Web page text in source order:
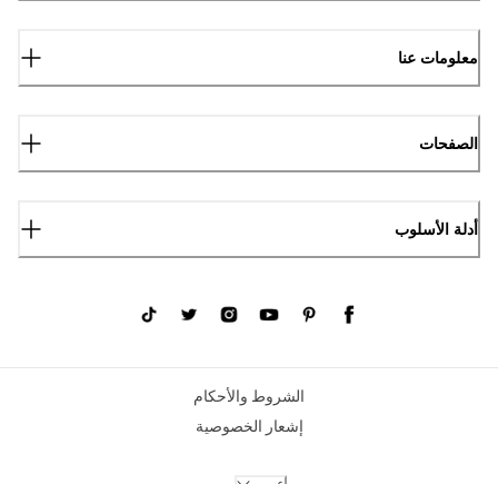
معلومات عنا
الصفحات
أدلة الأسلوب
الشروط والأحكام
إشعار الخصوصية